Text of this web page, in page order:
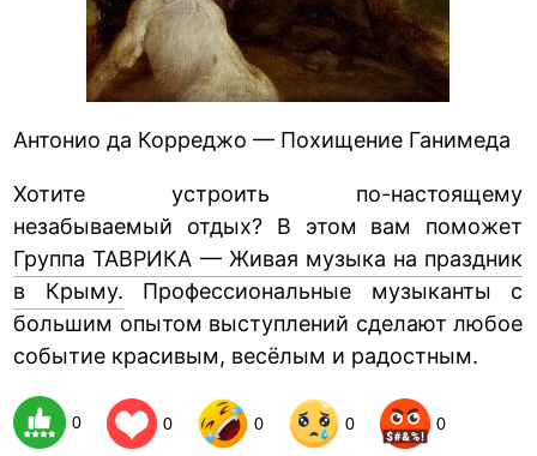
Антонио да Корреджо — Похищение Ганимеда
Хотите устроить по-настоящему
незабываемый отдых? В этом вам поможет
Группа ТАВРИКА — Живая музыка на праздник
в Крыму. Профессиональные музыканты с
большим опытом выступлений сделают любое
событие красивым, весёлым и радостным.
0 0 0 0 0